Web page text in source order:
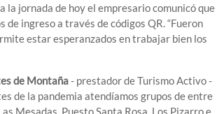
la jornada de hoy el empresario comunicó que
ingreso a través de códigos QR. “Fueron
estar esperanzados en trabajar bien los
de Montaña- prestador de Turismo Activo -
de la pandemia atendíamos grupos de entre
Mesadas, Puesto Santa Rosa, Los Pizarro e